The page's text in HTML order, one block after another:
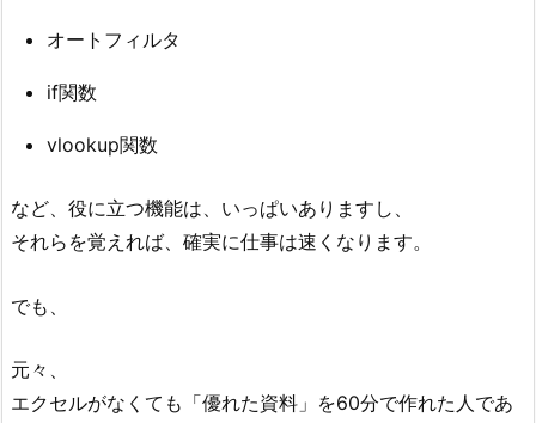
オートフィルタ
if関数
vlookup関数
など、役に立つ機能は、いっぱいありますし、
それらを覚えれば、確実に仕事は速くなります。
でも、
元々、
エクセルがなくても「優れた資料」を60分で作れた人であ